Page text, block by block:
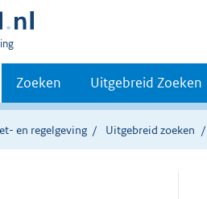
Zoeken Uitgebreid Zoeken
en regelgeving Uitgebreid zoeken